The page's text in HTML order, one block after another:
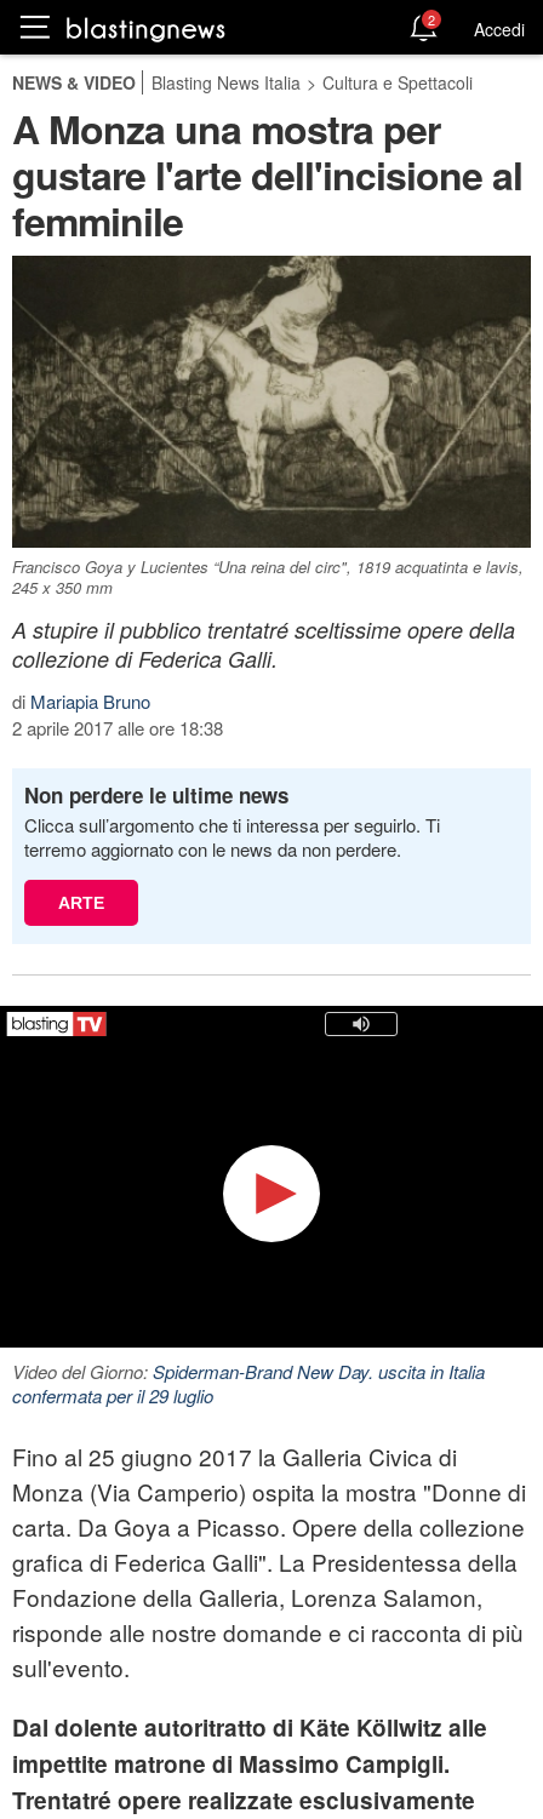
2 Accedi
NEWS & VIDEO Blasting News Italia > Cultura e Spettacoli
A Monza una mostra per
gustare l'arte dell'incisione al
femminile
Francisco Goya y Lucientes “Una reina del circ", 1819 acquatinta e lavis,
245 x 350 mm
A stupire il pubblico trentatré sceltissime opere della
collezione di Federica Galli.
di Mariapia Bruno
2 aprile 2017 alle ore 18:38
Non perdere le ultime news
Clicca sull’argomento che ti interessa per seguirlo. Ti
terremo aggiornato con le news da non perdere.
ARTE
Video del Giorno:Spiderman-Brand New Day. uscita in Italia
confermata per il 29 luglio
Fino al 25 giugno 2017 la Galleria Civica di
Monza (Via Camperio) ospita la mostra "Donne di
carta. Da Goya a Picasso. Opere della collezione
grafica di Federica Galli". La Presidentessa della
Fondazione della Galleria, Lorenza Salamon,
risponde alle nostre domande e ci racconta di più
sull'evento.
Dal dolente autoritratto di Käte Köllwitz alle
impettite matrone di Massimo Campigli.
Trentatré opere realizzate esclusivamente